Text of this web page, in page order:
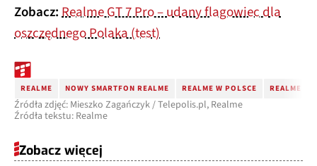
Zobacz:Realme GT 7 Pro – udany flagowiec dla
oszczędnego Polaka (test)
REALME NOWY SMARTFON REALME REALME W POLSCE REALME
Źródła zdjęć: Mieszko Zagańczyk / Telepolis.pl, Realme
Źródła tekstu: Realme
Zobacz więcej